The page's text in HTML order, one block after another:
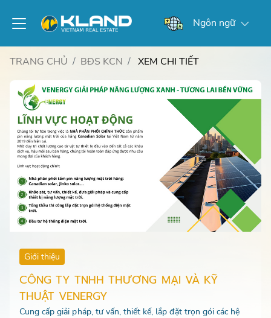
Ngôn ngữ
TRANG CHỦ BĐS KCN XEM CHI TIẾT
Giới thiệu
CÔNG TY TNHH THƯƠNG MẠI VÀ KỸ
THUẬT VENERGY
Cung cấp giải pháp, tư vấn, thiết kế, lắp đặt trọn gói các hệ